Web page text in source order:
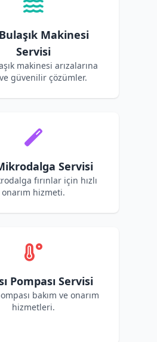
Makinesi
Servisi
makinesi arızalarına
ve güvenilir çözümler.
Servisi
fırınlar için hızlı
onarım hizmeti.
Pompası Servisi
bakım ve onarım
hizmetleri.